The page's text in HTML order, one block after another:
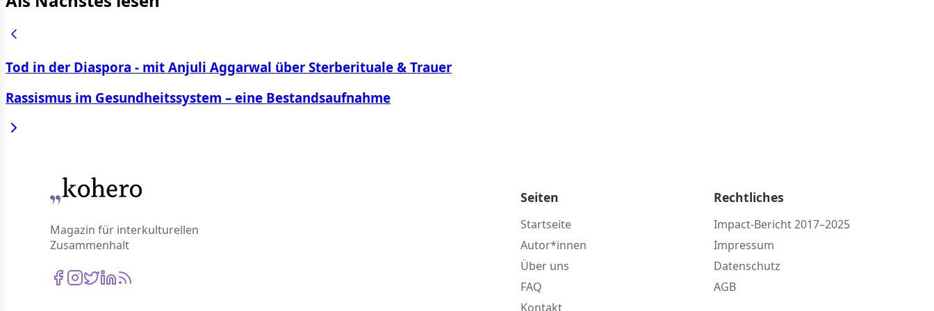
Tod in der Diaspora - mit Anjuli Aggarwal über Sterberituale & Trauer
Rassismus im Gesundheitssystem – eine Bestandsaufnahme
Magazin für interkulturellen
Zusammenhalt
Seiten
Startseite
Autor*innen
Über uns
FAQ
Kontakt
Rechtliches
Impact-Bericht 2017–2025
Impressum
Datenschutz
AGB